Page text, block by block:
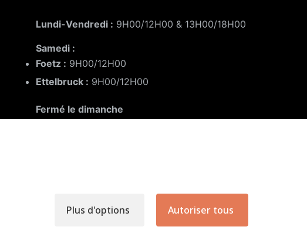
Lundi-Vendredi : 9H00/12H00 & 13H00/18H00
Samedi :
Foetz : 9H00/12H00
Ettelbruck : 9H00/12H00
Fermé le dimanche
Plus d'options Autoriser tous